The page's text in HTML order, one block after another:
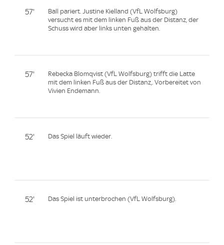
57'
Ball pariert. Justine Kielland (VfL Wolfsburg)
versucht es mit dem linken Fuß aus der Distanz, der
Schuss wird aber links unten gehalten.
57'
Rebecka Blomqvist (VfL Wolfsburg) trifft die Latte
mit dem linken Fuß aus der Distanz,. Vorbereitet von
Vivien Endemann.
52' Das Spiel läuft wieder.
52' Das Spiel ist unterbrochen (VfL Wolfsburg).